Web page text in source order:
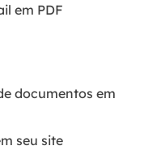
em PDF
documentos em
seu site